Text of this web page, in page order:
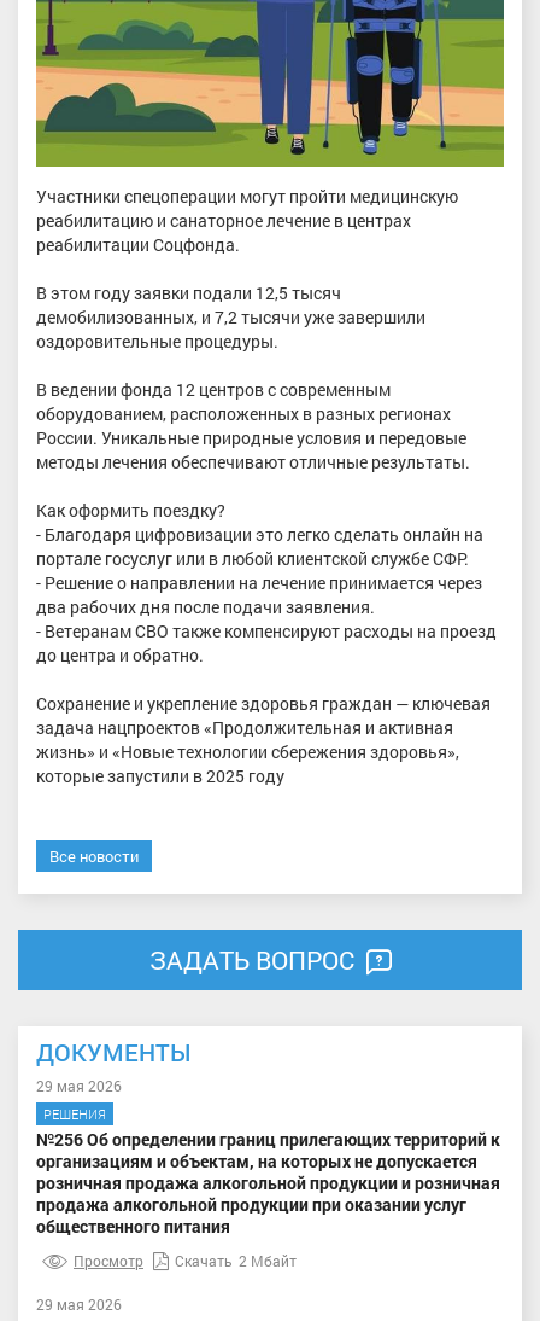
Участники спецоперации могут пройти медицинскую
реабилитацию и санаторное лечение в центрах
реабилитации Соцфонда.
В этом году заявки подали 12,5 тысяч
демобилизованных, и 7,2 тысячи уже завершили
оздоровительные процедуры.
В ведении фонда 12 центров с современным
оборудованием, расположенных в разных регионах
России. Уникальные природные условия и передовые
методы лечения обеспечивают отличные результаты.
Как оформить поездку?
- Благодаря цифровизации это легко сделать онлайн на
портале госуслуг или в любой клиентской службе СФР.
- Решение о направлении на лечение принимается через
два рабочих дня после подачи заявления.
- Ветеранам СВО также компенсируют расходы на проезд
до центра и обратно.
Сохранение и укрепление здоровья граждан — ключевая
задача нацпроектов «Продолжительная и активная
жизнь» и «Новые технологии сбережения здоровья»,
которые запустили в 2025 году
Все новости
ЗАДАТЬ ВОПРОС
ДОКУМЕНТЫ
29 мая 2026
РЕШЕНИЯ
№256 Об определении границ прилегающих территорий к
организациям и объектам, на которых не допускается
розничная продажа алкогольной продукции и розничная
продажа алкогольной продукции при оказании услуг
общественного питания
Просмотр Скачать 2 Мбайт
29 мая 2026